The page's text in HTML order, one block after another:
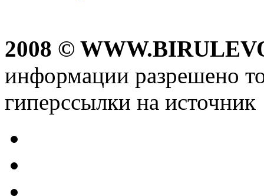
2008 ©
информации разрешено
гиперссылки на источник